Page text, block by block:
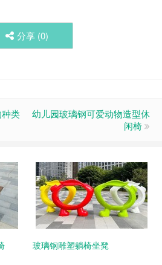
分享 (0)
类
幼儿园玻璃钢可爱动物造型休
闲椅
玻璃钢雕塑躺椅坐凳